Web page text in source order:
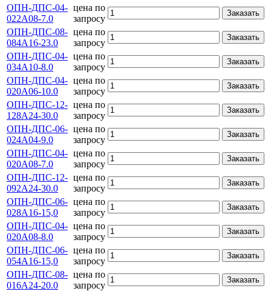
ОПН-ДПС-04-
022А08-7.0
цена по
запросу
Заказать
ОПН-ДПС-08-
084А16-23.0
цена по
запросу
Заказать
ОПН-ДПС-04-
034А10-8.0
цена по
запросу
Заказать
ОПН-ДПС-04-
020А06-10.0
цена по
запросу
Заказать
ОПН-ДПС-12-
128А24-30.0
цена по
запросу
Заказать
ОПН-ДПС-06-
024А04-9.0
цена по
запросу
Заказать
ОПН-ДПС-04-
020А08-7.0
цена по
запросу
Заказать
ОПН-ДПС-12-
092А24-30.0
цена по
запросу
Заказать
ОПН-ДПС-06-
028А16-15,0
цена по
запросу
Заказать
ОПН-ДПС-04-
020А08-8.0
цена по
запросу
Заказать
ОПН-ДПС-06-
054А16-15,0
цена по
запросу
Заказать
ОПН-ДПС-08-
016А24-20.0
цена по
запросу
Заказать